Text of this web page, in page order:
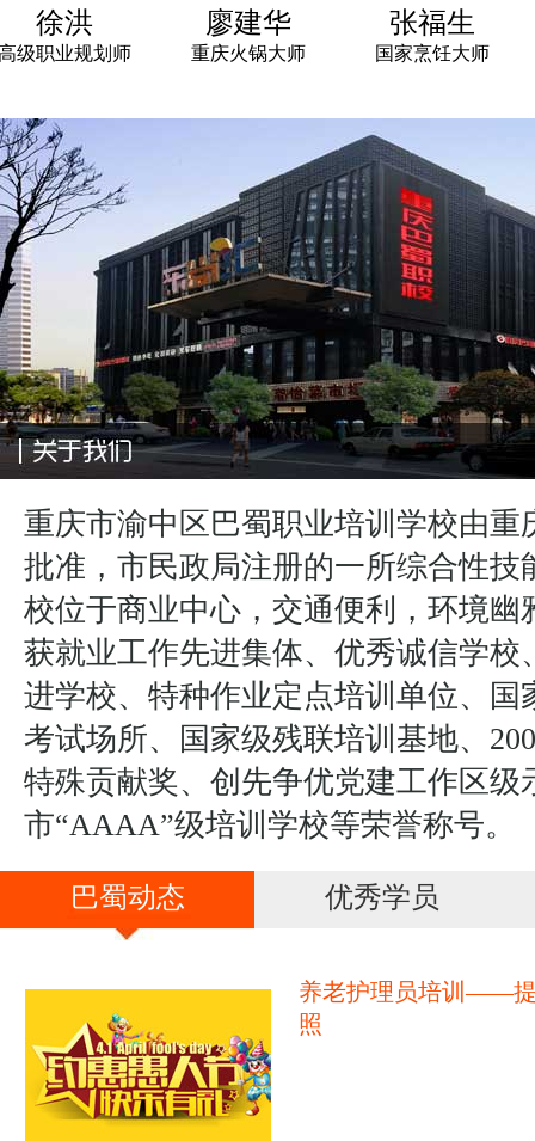
洪
业规划师
廖建华
重庆火锅大师
张福生
国家烹饪大师
重庆市渝中区巴蜀职业培训学校由重
批准，市民政局注册的一所综合性技
校位于商业中心，交通便利，环境幽
获就业工作先进集体、优秀诚信学校
进学校、特种作业定点培训单位、国
考试场所、国家级残联培训基地、
特殊贡献奖、创先争优党建工作区级
市“AAAA”级培训学校等荣誉称号。
巴蜀动态 优秀学员
养老护理员培训——
照